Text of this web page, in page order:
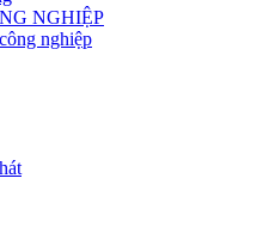
NGHIỆP
nghiệp